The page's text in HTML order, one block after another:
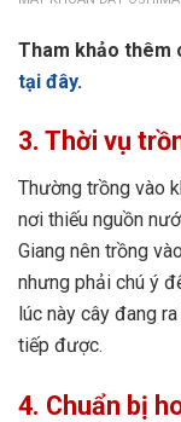
Tham khảo thêm
tại đây.
3. Thời vụ
Thường trồng vào
nơi thiếu nguồn
Giang nên trồng
nhưng phải chú ý
lúc này cây đang
tiếp được.
4. Chuẩn bị